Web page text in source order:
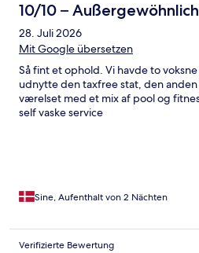
10/10 – Außergewöhnlich
28. Juli 2026
Mit Google übersetzen
Så fint et ophold. Vi havde to
udnytte den taxfree stat, den
værelset med et mix af pool og
self vaske service
Sine, Aufenthalt von 2 Nächten
Verifizierte Bewertung